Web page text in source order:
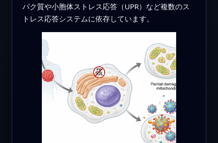
パク質や小胞体ストレス応答（UPR）など複数のス
トレス応答システムに依存しています。